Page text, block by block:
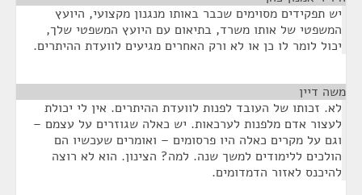
יש תפקידים מסוימים שכבר באותו מנגנון מקצועי, היועץ
המשפטי של אותו משרד, בתיאום עם היועץ המשפטי שלך,
יכול לומר לו כן או לא ורק האחרים מגיעים לוועדת ההיתרים.
משה דיין
לא. זכותו של העובד לפנות לוועדת ההיתרים. אין לי יכולת
לעצור אדם מלפנות לערכאות. יש כאלה שגוזרים על עצמם –
וגם על מקרים כאלה היו פרסומים – ואומרים שעכשיו הם
הולכים ללימודים למשך שנה. למה? הצינון. הוא לא רוצה
להיכנס לאזור הדמדומים.